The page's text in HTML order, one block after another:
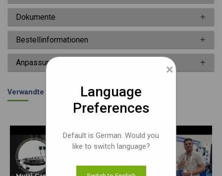
Dokumente
Bestellinformationen
Anpassung
Verwandte Videos
×
Language
Preferences
Default is German. Would you
like to switch language?